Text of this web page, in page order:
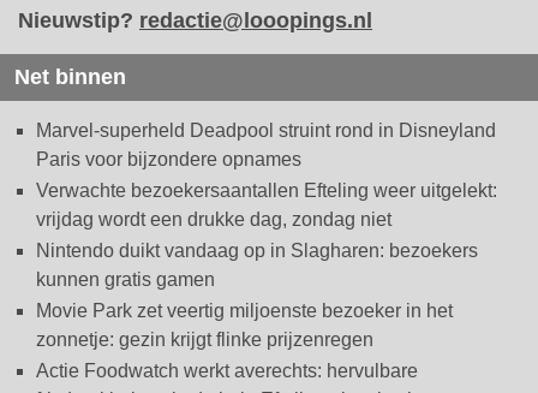
Nieuwstip? redactie@looopings.nl
Net binnen
Marvel-superheld Deadpool struint rond in Disneyland
Paris voor bijzondere opnames
Verwachte bezoekersaantallen Efteling weer uitgelekt:
vrijdag wordt een drukke dag, zondag niet
Nintendo duikt vandaag op in Slagharen: bezoekers
kunnen gratis gamen
Movie Park zet veertig miljoenste bezoeker in het
zonnetje: gezin krijgt flinke prijzenregen
Actie Foodwatch werkt averechts: hervulbare